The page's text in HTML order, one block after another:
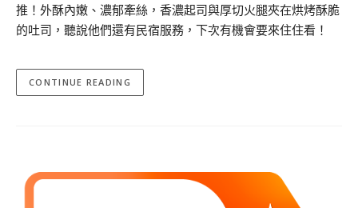
推！外酥內嫩、濃郁牽絲，香濃起司與厚切火腿夾在烘烤酥脆
的吐司，聽說他們還有民宿服務，下次有機會要來住住看！
CONTINUE READING